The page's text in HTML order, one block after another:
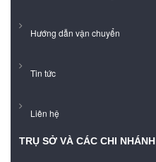
Hướng dẫn vận chuyển
Tin tức
Liên hệ
TRỤ SỞ VÀ CÁC CHI NHÁNH